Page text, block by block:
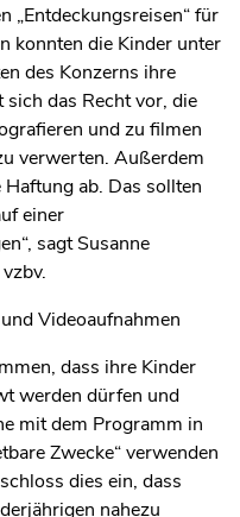
„Entdeckungsreisen“ für
konnten die Kinder unter
des Konzerns ihre
sich das Recht vor, die
und zu filmen
verwerten. Außerdem
ab. Das sollten
einer
sagt Susanne
Videoaufnahmen
dass ihre Kinder
werden dürfen und
mit dem Programm in
Zwecke“ verwenden
dies ein, dass
nahezu